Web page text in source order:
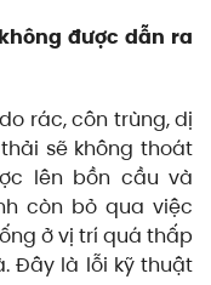
được dẫn ra
rác, côn trùng, dị
sẽ không thoát
lên bồn cầu và
còn bỏ qua việc
ở vị trí quá thấp
Đây là lỗi kỹ thuật